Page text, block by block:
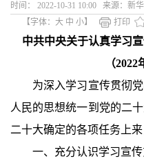
时间： 2022-10-31 10:00 来源：新
【字体： 大 中 小】 打印
中共中央关于认真学习
（2022
为深入学习宣传贯彻党
人民的思想统一到党的二
二十大确定的各项任务上来
一、充分认识学习宣传